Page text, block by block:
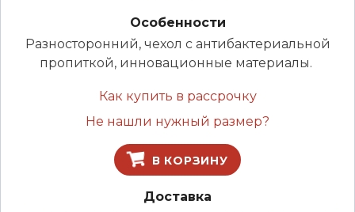
Особенности
Разносторонний, чехол с антибактериальной
пропиткой, инновационные материалы.
Как купить в рассрочку
Не нашли нужный размер?
В КОРЗИНУ
Доставка